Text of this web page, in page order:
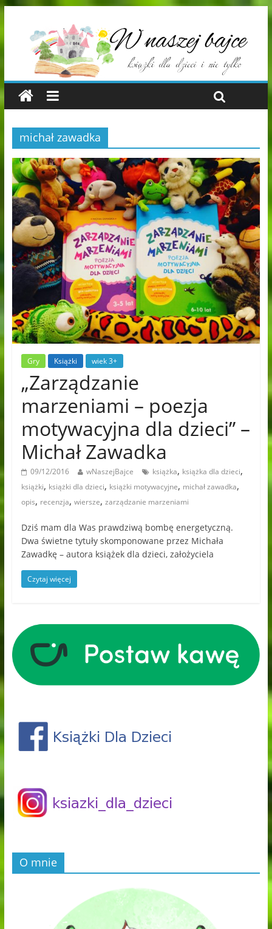
michał zawadka
Gry Książki wiek 3+
„Zarządzanie
marzeniami – poezja
motywacyjna dla dzieci” –
Michał Zawadka
09/12/2016 wNaszejBajce książka, książka dla dzieci,
książki, książki dla dzieci, książki motywacyjne, michał zawadka,
opis, recenzja, wiersze, zarządzanie marzeniami
Dziś mam dla Was prawdziwą bombę energetyczną.
Dwa świetne tytuły skomponowane przez Michała
Zawadkę – autora książek dla dzieci, założyciela
Czytaj więcej
O mnie